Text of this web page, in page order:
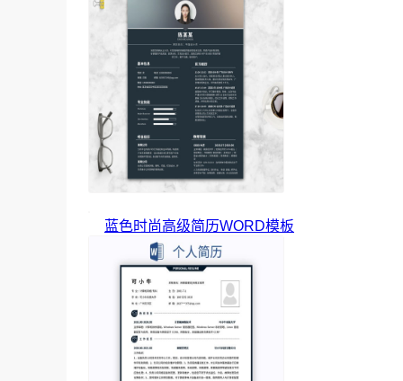
蓝色时尚高级简历WORD模板